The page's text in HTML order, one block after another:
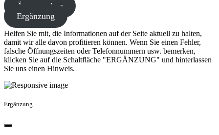
Ärzte suchen
Ergänzung
Helfen Sie mit, die Informationen auf der Seite aktuell zu halten,
damit wir alle davon profitieren können. Wenn Sie einen Fehler,
falsche Öffnungszeiten oder Telefonnummern usw. bemerken,
klicken Sie auf die Schaltfläche "ERGÄNZUNG" und hinterlassen
Sie uns einen Hinweis.
Ergänzung